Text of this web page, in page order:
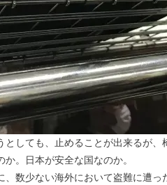
しても、止めることが出来るが
。日本が安全な国なのか。
数少ない海外において盗難に遭っ